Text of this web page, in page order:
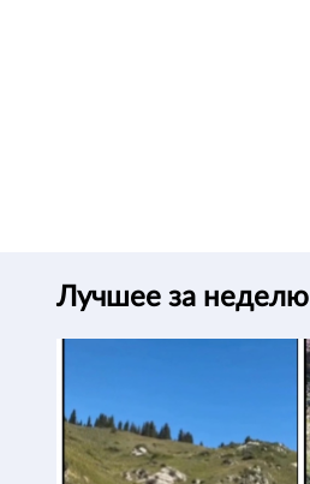
Лучшее за неделю